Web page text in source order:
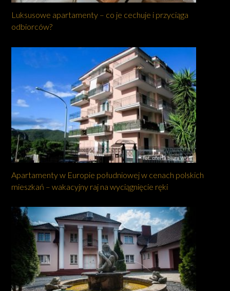
Luksusowe apartamenty – co je cechuje i przyciąga
odbiorców?
Apartamenty w Europie południowej w cenach polskich
mieszkań – wakacyjny raj na wyciągnięcie ręki